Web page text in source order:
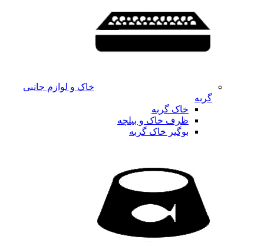
خاک و لوازم جانبی
گربه
خاک گربه
ظرف خاک و بیلچه
بوگیر خاک گربه